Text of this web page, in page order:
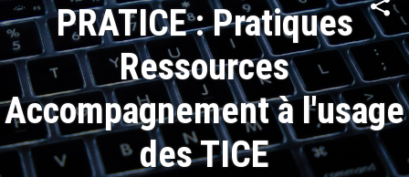
PRATICE : Pratiques
Ressources
Accompagnement à l'usage
des TICE